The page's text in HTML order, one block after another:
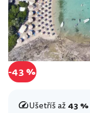
-43 %
Ušetříš až43 %